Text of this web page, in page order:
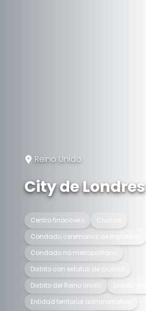
Reino Unido
City de Londres
Centro financiero
Ciudad
Condado ceremonial de Inglaterra
Condado no metropolitano
Distrito con estatus de ciudad
Distrito del Reino Unido
Entidad territorial administrativa